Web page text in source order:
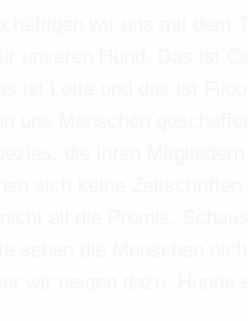
wir uns mit dem
unseren Hund. Das ist
ist Lotte und das ist
uns Menschen
die ihren
sich keine Zeitschriften
nicht all die Promis,
sehen die Menschen
wir neigen dazu, Hunde